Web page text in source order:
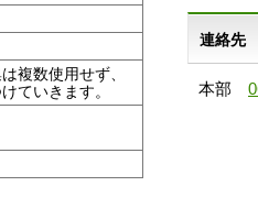
複数使用せず、
ていきます。
連絡先
本部